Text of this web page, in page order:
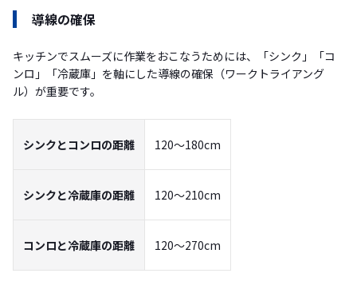
導線の確保
キッチンでスムーズに作業をおこなうためには、「シンク」「コ
ンロ」「冷蔵庫」を軸にした導線の確保（ワークトライアング
ル）が重要です。
シンクとコンロの距離 120〜180cm
シンクと冷蔵庫の距離 120〜210cm
コンロと冷蔵庫の距離 120〜270cm